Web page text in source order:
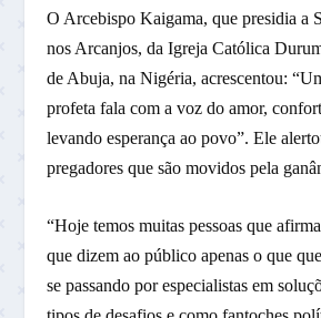
O Arcebispo Kaigama, que presidia a
nos Arcanjos, da Igreja Católica
de Abuja, na Nigéria, acrescentou:
profeta fala com a voz do amor,
levando esperança ao povo”. Ele
pregadores que são movidos pela
“Hoje temos muitas pessoas que
que dizem ao público apenas o que
se passando por especialistas em